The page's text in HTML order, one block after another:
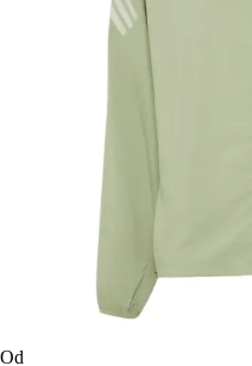
Od